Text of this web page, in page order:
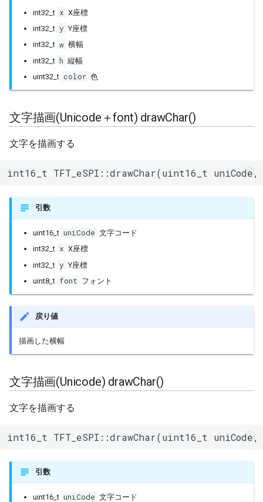
int32_t x X座標
int32_t y Y座標
int32_t w 横幅
int32_t h 縦幅
uint32_t color 色
文字描画(Unicode＋font) drawChar()
文字を描画する
int16_t TFT_eSPI::drawChar(uint16_t
引数
uint16_t uniCode 文字コード
int32_t x X座標
int32_t y Y座標
uint8_t font フォント
戻り値
描画した横幅
文字描画(Unicode) drawChar()
文字を描画する
int16_t TFT_eSPI::drawChar(uint16_t
引数
uint16_t uniCode 文字コード